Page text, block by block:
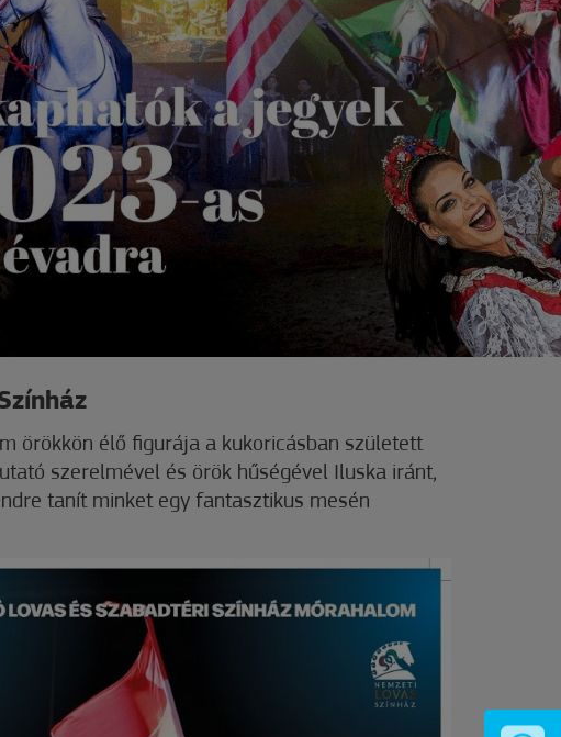
örökkön élő figurája a kukoricásban született
szerelmével és örök hűségével Iluska iránt,
tanít minket egy fantasztikus mesén